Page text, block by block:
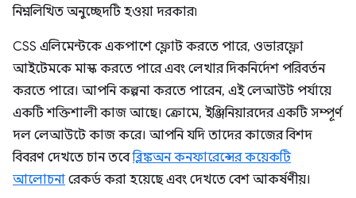
নিম্নলিখিত অনুচ্ছেদটি হওয়া দরকার৷
CSS এলিমেন্টকে একপাশে ফ্লোট করতে পারে, ওভারফ্লো
আইটেমকে মাস্ক করতে পারে এবং লেখার দিকনির্দেশ পরিবর্তন
করতে পারে। আপনি কল্পনা করতে পারেন, এই লেআউট পর্যায়ে
একটি শক্তিশালী কাজ আছে। ক্রোমে, ইঞ্জিনিয়ারদের একটি সম্পূর্ণ
দল লেআউটে কাজ করে। আপনি যদি তাদের কাজের বিশদ
বিবরণ দেখতে চান তবেব্লিঙ্কঅন কনফারেন্সের কয়েকটি
আলোচনা রেকর্ড করা হয়েছে এবং দেখতে বেশ আকর্ষণীয়।